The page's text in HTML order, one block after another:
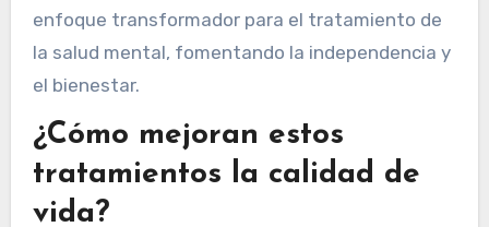
enfoque transformador para el tratamiento de
la salud mental, fomentando la independencia y
el bienestar.
¿Cómo mejoran estos
tratamientos la calidad de
vida?